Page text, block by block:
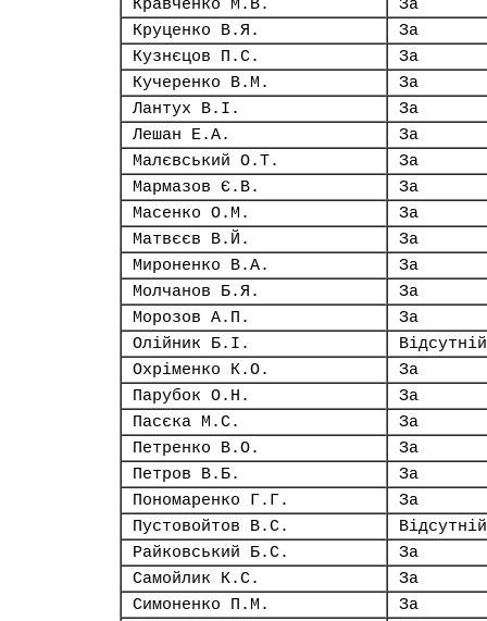
Кравченко М.В.
За
Круценко В.Я.
За
Кузнєцов П.С.
За
Кучеренко В.М.
За
Лантух В.І.
За
Лешан Е.А.
За
Малєвський О.Т.
За
Мармазов Є.В.
За
Масенко О.М.
За
Матвєєв В.Й.
За
Мироненко В.А.
За
Молчанов Б.Я.
За
Морозов А.П.
За
Олійник Б.І.
Відсутній
Охріменко К.О.
За
Парубок О.Н.
За
Пасєка М.С.
За
Петренко В.О.
За
Петров В.Б.
За
Пономаренко Г.Г.
За
Пустовойтов В.С.
Відсутній
Райковський Б.С.
За
Самойлик К.С.
За
Симоненко П.М.
За